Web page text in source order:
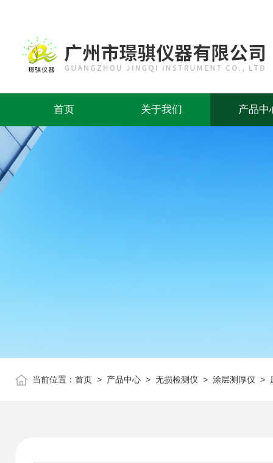
首页 关于我们 产品中
当前位置： 首页 > 产品中心 > 无损检测仪 > 涂层测厚仪 >